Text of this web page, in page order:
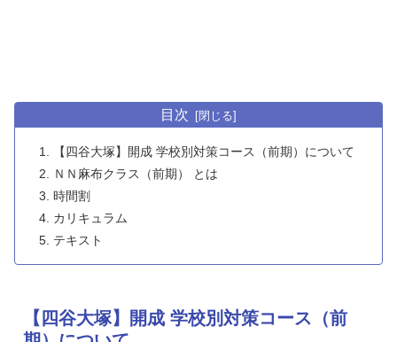
目次
【四谷大塚】開成 学校別対策コース（前期）について
ＮＮ麻布クラス（前期） とは
時間割
カリキュラム
テキスト
【四谷大塚】開成 学校別対策コース（前